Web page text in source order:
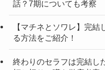
話？7期についても考察
【マチネとソワレ】完
る方法をご紹介！
終わりのセラフは完結し